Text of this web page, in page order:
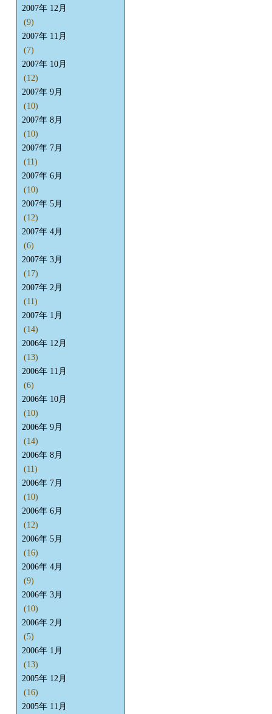
2007年 12月
(9)
2007年 11月
(7)
2007年 10月
(12)
2007年 9月
(10)
2007年 8月
(10)
2007年 7月
(11)
2007年 6月
(10)
2007年 5月
(12)
2007年 4月
(6)
2007年 3月
(17)
2007年 2月
(11)
2007年 1月
(14)
2006年 12月
(13)
2006年 11月
(6)
2006年 10月
(10)
2006年 9月
(14)
2006年 8月
(11)
2006年 7月
(10)
2006年 6月
(12)
2006年 5月
(16)
2006年 4月
(9)
2006年 3月
(10)
2006年 2月
(5)
2006年 1月
(13)
2005年 12月
(16)
2005年 11月